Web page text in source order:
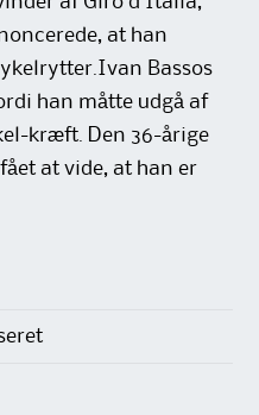
at han
Bassos
han måtte udgå af
kræft. Den 36-årige
at vide, at han er